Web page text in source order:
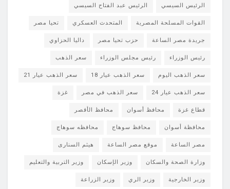
الرئيس السيسي الرئيس عبد الفتاح السيسي
القوات المسلحة المصرية المتحدث العسكري تحيا مصر
جريدة مصر الساعة حزب تحيا مصر داليا الحزاوي
رئيس الوزراء رئيس مجلس الوزراء سعر الذهب
سعر الذهب اليوم سعر الذهب عيار 18 سعر الذهب عيار 21
سعر الذهب عيار 24 سعر الذهب في مصر غزة
قطاع غزة محافظ أسوان محافظ الأقصر
محافظة أسوان محافظ سوهاج محافظه سوهاج
مصر الساعة موقع مصر الساعة هيثم السنارى
وزارة الصحة والسكان وزير الإسكان وزير التربية والتعليم
وزير الخارجية وزير الري وزير الزراعة